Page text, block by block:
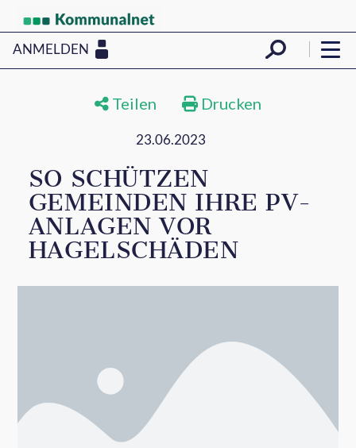
ANMELDEN
Teilen Drucken
23.06.2023
SO SCHÜTZEN
GEMEINDEN IHRE PV-
ANLAGEN VOR
HAGELSCHÄDEN